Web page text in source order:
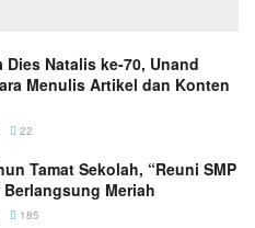
Dies Natalis ke-70, Unand
Menulis Artikel dan Konten
22
Tamat Sekolah, “Reuni SMP
Berlangsung Meriah
185